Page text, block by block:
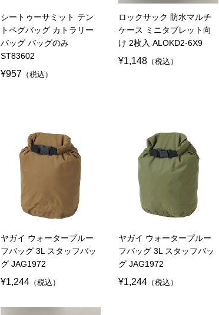
シートゥーサミット テン
トペグバッグ カトラリー
バッグ バッグのみ
ST83602
¥957 （税込）
ロックサック 防水マルチ
ケース ミニタブレット向
け 2枚入 ALOKD2-6X9
¥1,148 （税込）
ヤガイ ウォータープルー
フバッグ 3L スタッフバッ
グ JAG1972
¥1,244 （税込）
ヤガイ ウォータープルー
フバッグ 3L スタッフバッ
グ JAG1972
¥1,244 （税込）